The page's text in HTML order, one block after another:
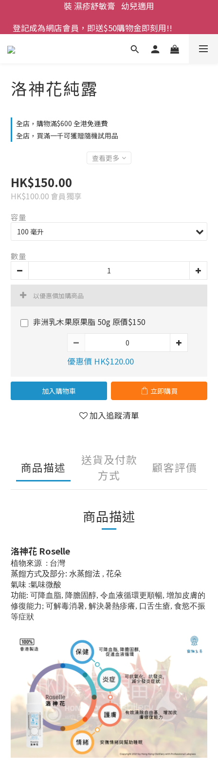
登記成為網店會員，即送$50購物金即刻用!!
首次購買 啤酒花咖啡因洗髮液 享8折優惠 不限購買量
首次購買 啤酒花咖啡因洗髮液 享8折優惠 不限購買量
洛神花純露
全店，購物滿$600 全港免運費
全店，買滿一千可獲贈隨機試用品
查看更多
HK$150.00
HK$100.00 會員獨享
容量
數量
以優惠價加購商品
非洲乳木果原果脂 50g 原價$150
優惠價 HK$120.00
加入購物車 立即購買
加入追蹤清單
商品描述
送貨及付款
方式
顧客評價
商品描述
洛神花 Roselle
植物來源 : 台灣
蒸餾方式及部分: 水蒸餾法 , 花朵
氣味 :氣味微酸
功能: 可降血脂, 降膽固醇, 令血液循環更順暢, 增加皮膚的
修復能力; 可解毒消暑, 解決暑熱疹癢, 口舌生瘡, 食慾不振
等症狀